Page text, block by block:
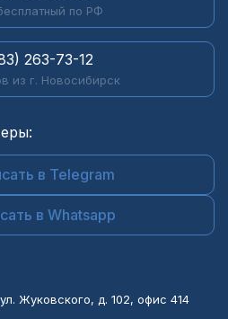
по РФ
263-73-12
из г. Новосибирск
в Telegram
в Whatsapp
ул. Жуковского, д. 102, офис 414